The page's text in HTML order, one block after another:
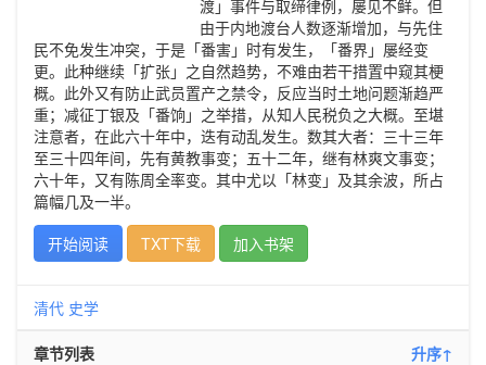
渡」事件与取缔律例，屡见不鲜。但
由于内地渡台人数逐渐增加，与先住
民不免发生冲突，于是「番害」时有发生，「番界」屡经变
更。此种继续「扩张」之自然趋势，不难由若干措置中窥其梗
概。此外又有防止武员置产之禁令，反应当时土地问题渐趋严
重；减征丁银及「番饷」之举措，从知人民税负之大概。至堪
注意者，在此六十年中，迭有动乱发生。数其大者：三十三年
至三十四年间，先有黄教事变；五十二年，继有林爽文事变；
六十年，又有陈周全率变。其中尤以「林变」及其余波，所占
篇幅几及一半。
开始阅读
TXT下载 加入书架
清代 史学
章节列表 升序↑